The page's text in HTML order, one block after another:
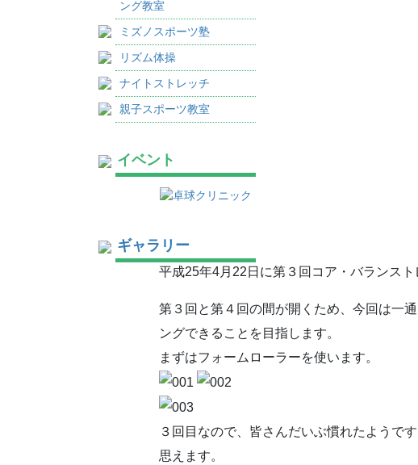
ング教室
ミズノスポーツ塾
リズム体操
ナイトストレッチ
親子スポーツ教室
イベント
ギャラリー
平成25年4月22日に第３回コア・バランスト
第３回と第４回の間が開くため、今回は一
ングできることを目指します。
まずはフォームローラーを使います。
３回目なので、皆さんだいぶ慣れたようで
思えます。